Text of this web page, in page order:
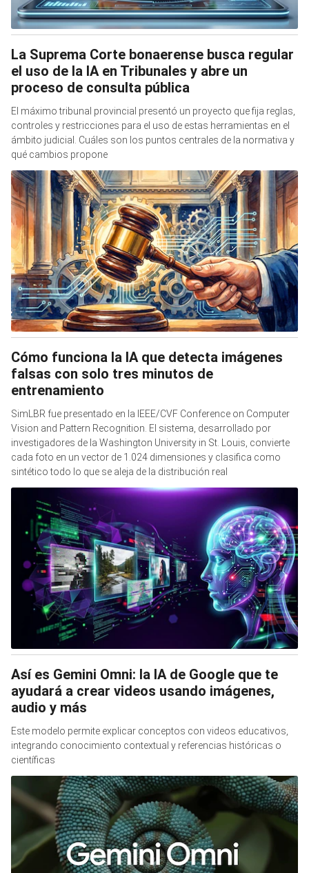
La Suprema Corte bonaerense busca regular
el uso de la IA en Tribunales y abre un
proceso de consulta pública
El máximo tribunal provincial presentó un proyecto que fija reglas,
controles y restricciones para el uso de estas herramientas en el
ámbito judicial. Cuáles son los puntos centrales de la normativa y
qué cambios propone
Cómo funciona la IA que detecta imágenes
falsas con solo tres minutos de
entrenamiento
SimLBR fue presentado en la IEEE/CVF Conference on Computer
Vision and Pattern Recognition. El sistema, desarrollado por
investigadores de la Washington University in St. Louis, convierte
cada foto en un vector de 1.024 dimensiones y clasifica como
sintético todo lo que se aleja de la distribución real
Así es Gemini Omni: la IA de Google que te
ayudará a crear videos usando imágenes,
audio y más
Este modelo permite explicar conceptos con videos educativos,
integrando conocimiento contextual y referencias históricas o
científicas